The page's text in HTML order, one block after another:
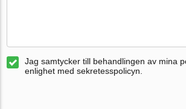
Jag samtycker till behandlingen av mina
enlighet med sekretesspolicyn.